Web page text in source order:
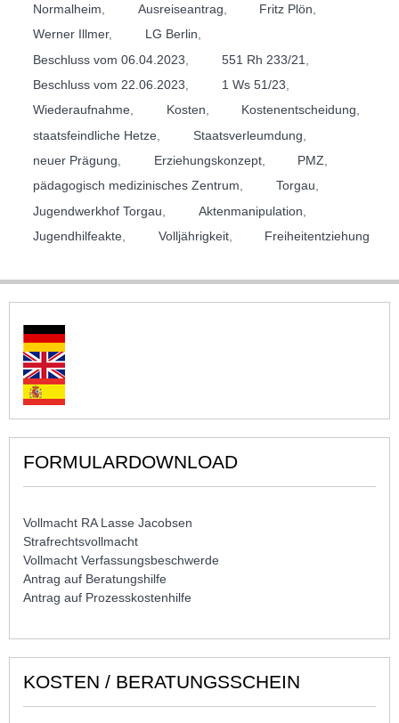
Normalheim
Ausreiseantrag Fritz Plön
Werner Illmer, LG Berlin
Beschluss vom 06.04.2023
551 Rh 233/21
Beschluss vom 22.06.2023
1 Ws 51/23
Wiederaufnahme, Kosten, Kostenentscheidung,
staatsfeindliche Hetze
Staatsverleumdung
neuer Prägung
Erziehungskonzept, PMZ
pädagogisch medizinisches Zentrum, Torgau,
Jugendwerkhof Torgau
Aktenmanipulation
Jugendhilfeakte
Volljährigkeit, Freiheitentziehung
FORMULARDOWNLOAD
Vollmacht RA Lasse Jacobsen
Strafrechtsvollmacht
Vollmacht Verfassungsbeschwerde
Antrag auf Beratungshilfe
Antrag auf Prozesskostenhilfe
KOSTEN / BERATUNGSSCHEIN